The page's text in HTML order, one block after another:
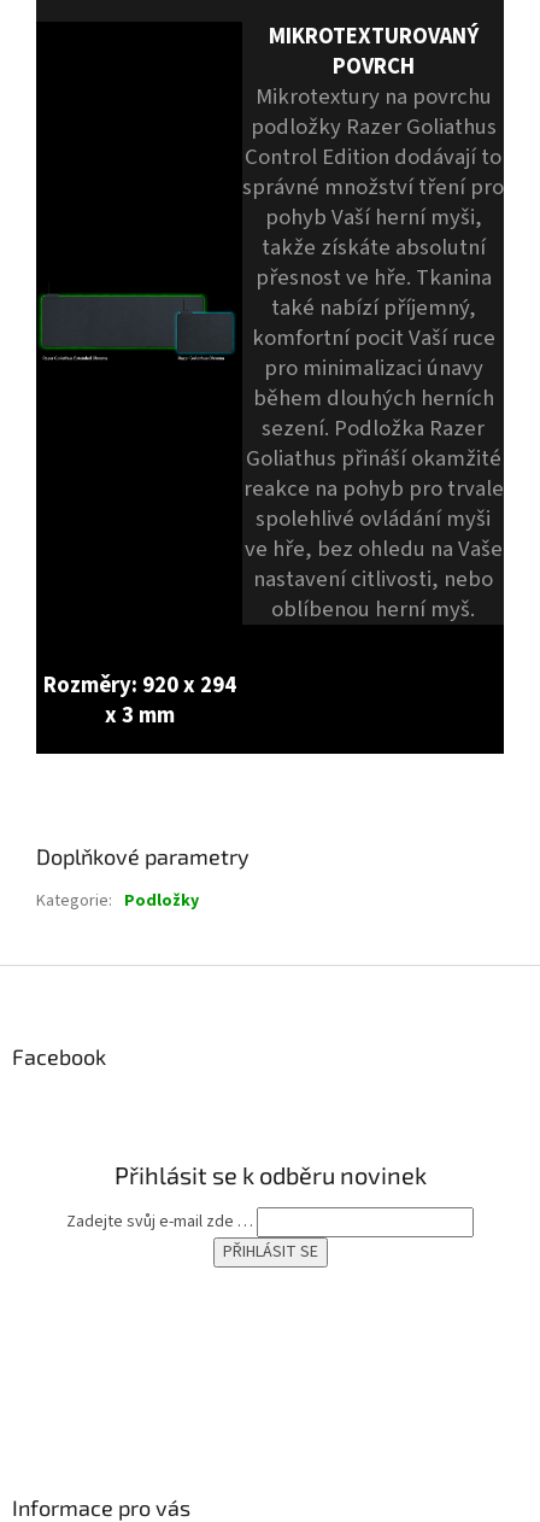
MIKROTEXTUROVANÝ
POVRCH
Mikrotextury na povrchu
podložky Razer Goliathus
Control Edition dodávají to
správné množství tření pro
pohyb Vaší herní myši,
takže získáte absolutní
přesnost ve hře. Tkanina
také nabízí příjemný,
komfortní pocit Vaší ruce
pro minimalizaci únavy
během dlouhých herních
sezení. Podložka Razer
Goliathus přináší okamžité
reakce na pohyb pro trvale
spolehlivé ovládání myši
ve hře, bez ohledu na Vaše
nastavení citlivosti, nebo
oblíbenou herní myš.
Rozměry: 920 x 294
x 3 mm
Doplňkové parametry
Kategorie: Podložky
Facebook
Přihlásit se k odběru novinek
Zadejte svůj e-mail zde …
Informace pro vás